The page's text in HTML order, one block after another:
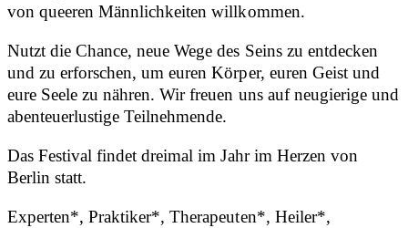
von queeren Männlichkeiten willkommen.
Nutzt die Chance, neue Wege des Seins zu entdecken
und zu erforschen, um euren Körper, euren Geist und
eure Seele zu nähren. Wir freuen uns auf neugierige und
abenteuerlustige Teilnehmende.
Das Festival findet dreimal im Jahr im Herzen von
Berlin statt.
Experten*, Praktiker*, Therapeuten*, Heiler*,